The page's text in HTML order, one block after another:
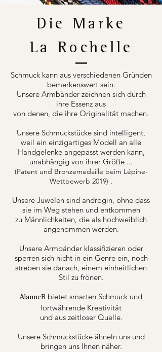
Die Marke
La Rochelle
Schmuck kann aus verschiedenen Gründen
bemerkenswert sein.
Unsere Armbänder zeichnen sich durch
ihre Essenz aus
von denen, die ihre Originalität machen.
Unsere Schmuckstücke sind intelligent,
weil ein einzigartiges Modell an alle
Handgelenke angepasst werden kann,
unabhängig von ihrer Größe ...
(Patent und Bronzemedaille beim Lépine-
Wettbewerb 2019) .
Unsere Juwelen sind androgin, ohne dass
sie im Weg stehen und entkommen
zu Männlichkeiten, die als hochweiblich
angenommen werden.
Unsere Armbänder klassifizieren oder
sperren sich nicht in ein Genre ein, noch
streben sie danach, einem einheitlichen
Stil zu frönen.
AlanneB bietet smarten Schmuck und
fortwährende Kreativität
und aus zeitloser Quelle.
Unsere Schmuckstücke ähneln uns und
bringen uns Ihnen näher.